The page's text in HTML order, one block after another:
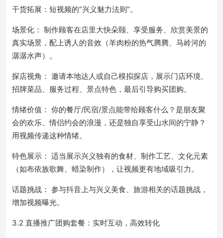
干货拓展：短视频的“兴义魅力法则”。
场景化： 制作顾客在店里大快朵颐、享受服务、欣赏美景的
真实场景，配上诱人的音效（羊肉粉的热气腾腾、马岭河的
潺潺水声）。
探店视角： 邀请本地达人或自己模拟探店，展示门店环境、
招牌菜品、服务过程、景点特色，最后引导购买团购。
情绪价值： 你的餐厅/民宿/景点能带给顾客什么？是朋友聚
会的欢乐、情侣约会的浪漫，还是独自享受山水间的宁静？
用视频传递这种情绪。
特色展示： 适当展示兴义独有的食材、制作工艺、文化元素
（如布依族歌舞、蜡染制作），让视频更有地域吸引力。
话题挑战： 参与抖音上与兴义美食、旅游相关的话题挑战，
增加视频曝光。
3.2 直播推广团购套餐：实时互动，高效转化